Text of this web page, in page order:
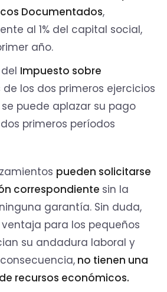
Documentados,
al 1% del capital social,
año.
Impuesto sobre
de los dos primeros ejercicios
puede aplazar su pago
primeros períodos
pueden solicitarse
correspondiente sin la
garantía. Sin duda,
para los pequeños
su andadura laboral y
no tienen una
recursos económicos.